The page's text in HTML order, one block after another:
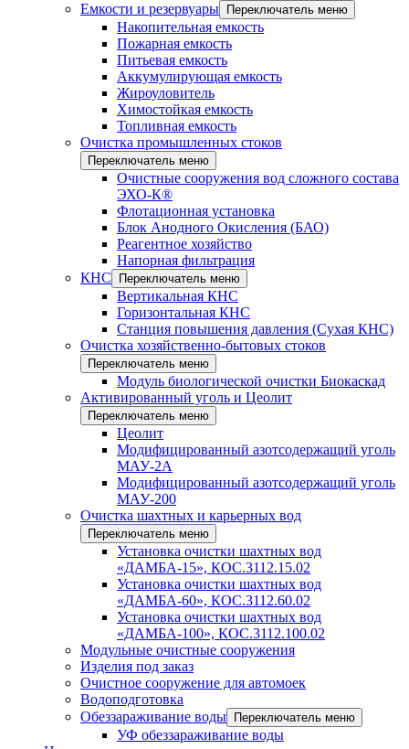
Емкости и резервуары
Переключатель меню
Накопительная емкость
Пожарная емкость
Питьевая емкость
Аккумулирующая емкость
Жироуловитель
Химостойкая емкость
Топливная емкость
Очистка промышленных стоков
Переключатель меню
Очистные сооружения вод сложного состава
ЭХО-К®
Флотационная установка
Блок Анодного Окисления (БАО)
Реагентное хозяйство
Напорная фильтрация
КНС
Переключатель меню
Вертикальная КНС
Горизонтальная КНС
Станция повышения давления (Сухая КНС)
Очистка хозяйственно-бытовых стоков
Переключатель меню
Модуль биологической очистки Биокаскад
Активированный уголь и Цеолит
Переключатель меню
Цеолит
Модифицированный азотсодержащий уголь
МАУ-2А
Модифицированный азотсодержащий уголь
МАУ-200
Очистка шахтных и карьерных вод
Переключатель меню
Установка очистки шахтных вод
«ДАМБА-15», КОС.3112.15.02
Установка очистки шахтных вод
«ДАМБА-60», КОС.3112.60.02
Установка очистки шахтных вод
«ДАМБА-100», КОС.3112.100.02
Модульные очистные сооружения
Изделия под заказ
Очистное сооружение для автомоек
Водоподготовка
Обеззараживание воды
Переключатель меню
УФ обеззараживание воды